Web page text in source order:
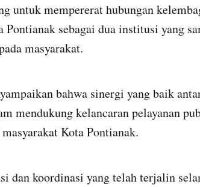
untuk mempererat hubungan
sebagai dua institusi yang
masyarakat.
bahwa sinergi yang baik
mendukung kelancaran pelayanan
Kota Pontianak.
dan koordinasi yang telah terjalin